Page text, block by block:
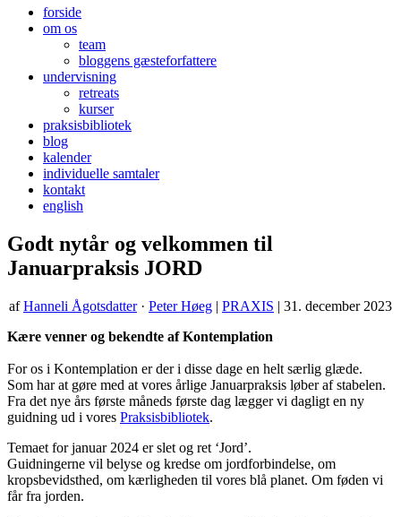
forside
om os
team
bloggens gæsteforfattere
undervisning
retreats
kurser
praksisbibliotek
blog
kalender
individuelle samtaler
kontakt
english
Godt nytår og velkommen til
Januarpraksis JORD
afHanneli Ågotsdatter· Peter Høeg | PRAXIS | 31. december 2023
Kære venner og bekendte af Kontemplation
For os i Kontemplation er der i disse dage en helt særlig glæde.
Som har at gøre med at vores årlige Januarpraksis løber af stabelen.
Fra det nye års første måneds første dag lægger vi dagligt en ny
guidning ud i vores Praksisbibliotek.
Temaet for januar 2024 er slet og ret ‘Jord’.
Guidningerne vil belyse og kredse om jordforbindelse, om
kropsbevidsthed, om kærligheden til vores blå planet. Om føden vi
får fra jorden.